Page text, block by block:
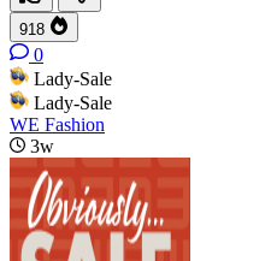
918
0
Lady-Sale
Lady-Sale
WE Fashion
3w